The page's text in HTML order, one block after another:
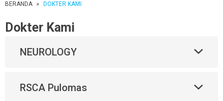
BERANDA » DOKTER KAMI
Dokter Kami
NEUROLOGY
RSCA Pulomas